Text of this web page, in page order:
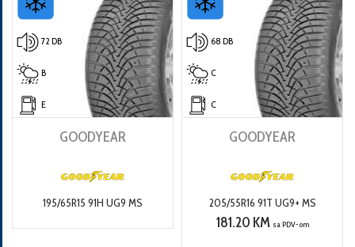
72 DB
B
E
GOODYEAR
195/65R15 91H UG9 MS
68 DB
C
C
GOODYEAR
205/55R16 91T UG9+ MS
181.20 KM sa PDV-om